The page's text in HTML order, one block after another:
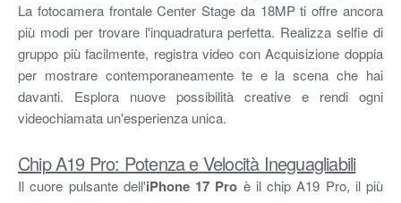
La fotocamera frontale Center Stage da 18MP ti offre ancora
più modi per trovare l'inquadratura perfetta. Realizza selfie di
gruppo più facilmente, registra video con Acquisizione doppia
per mostrare contemporaneamente te e la scena che hai
davanti. Esplora nuove possibilità creative e rendi ogni
videochiamata un'esperienza unica.
Chip A19 Pro: Potenza e Velocità Ineguagliabili
Il cuore pulsante dell'iPhone 17 Pro è il chip A19 Pro, il più